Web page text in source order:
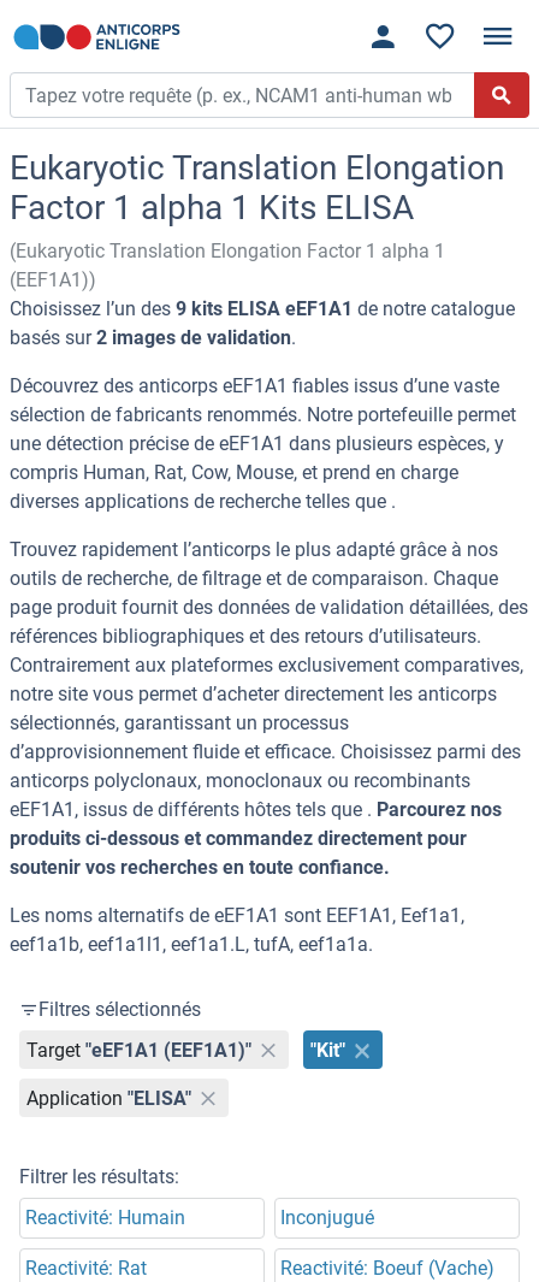
Eukaryotic Translation Elongation
Factor 1 alpha 1 Kits ELISA
(Eukaryotic Translation Elongation Factor 1 alpha 1
(EEF1A1))
Choisissez l’un des 9 kits ELISA eEF1A1 de notre catalogue
basés sur2 images de validation.
Découvrez des anticorps eEF1A1 fiables issus d’une vaste
sélection de fabricants renommés. Notre portefeuille permet
une détection précise de eEF1A1 dans plusieurs espèces, y
compris Human, Rat, Cow, Mouse, et prend en charge
diverses applications de recherche telles que .
Trouvez rapidement l’anticorps le plus adapté grâce à nos
outils de recherche, de filtrage et de comparaison. Chaque
page produit fournit des données de validation détaillées, des
références bibliographiques et des retours d’utilisateurs.
Contrairement aux plateformes exclusivement comparatives,
notre site vous permet d’acheter directement les anticorps
sélectionnés, garantissant un processus
d’approvisionnement fluide et efficace. Choisissez parmi des
anticorps polyclonaux, monoclonaux ou recombinants
eEF1A1, issus de différents hôtes tels que . Parcourez nos
produits ci-dessous et commandez directement pour
soutenir vos recherches en toute confiance.
Les noms alternatifs de eEF1A1 sont EEF1A1, Eef1a1,
eef1a1b, eef1a1l1, eef1a1.L, tufA, eef1a1a.
Filtres sélectionnés
Target "eEF1A1 (EEF1A1)" "Kit"
Application "ELISA"
Filtrer les résultats:
Reactivité: Humain
Inconjugué
Reactivité: Rat Reactivité: Boeuf (Vache)